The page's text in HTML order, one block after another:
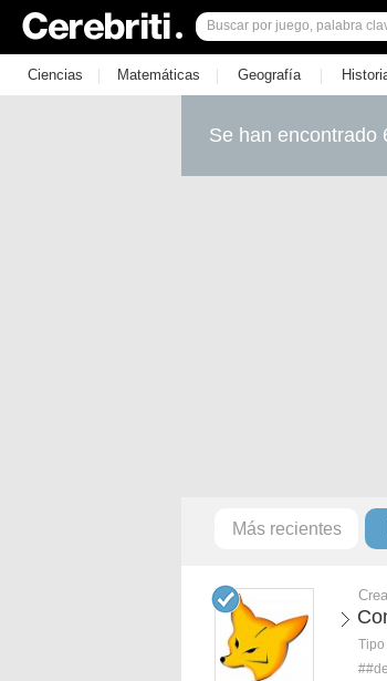
Ciencias | Matemáticas | Geografía |
Se han encontrado
Más recientes
##de